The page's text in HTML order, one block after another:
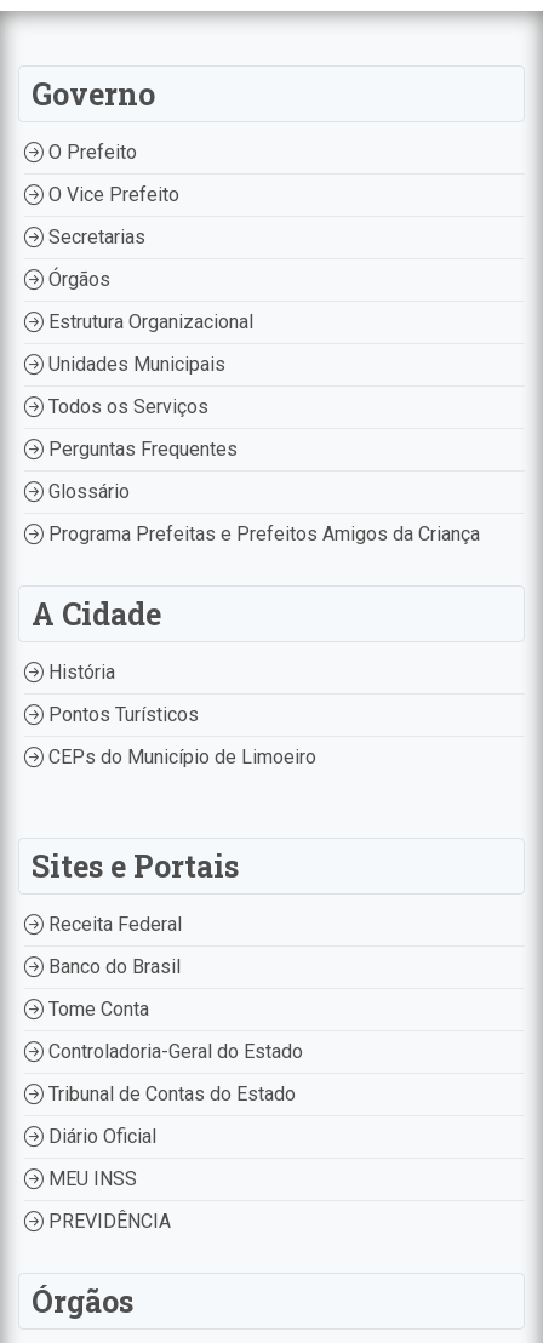
Governo
O Prefeito
O Vice Prefeito
Secretarias
Órgãos
Estrutura Organizacional
Unidades Municipais
Todos os Serviços
Perguntas Frequentes
Glossário
Programa Prefeitas e Prefeitos Amigos da Criança
A Cidade
História
Pontos Turísticos
CEPs do Município de Limoeiro
Sites e Portais
Receita Federal
Banco do Brasil
Tome Conta
Controladoria-Geral do Estado
Tribunal de Contas do Estado
Diário Oficial
MEU INSS
PREVIDÊNCIA
Órgãos